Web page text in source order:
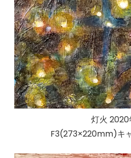
灯火 2020
F3(273×220mm)キ